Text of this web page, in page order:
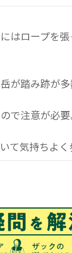
はロープを
が踏み跡が
で注意が必要
て気持ちよく